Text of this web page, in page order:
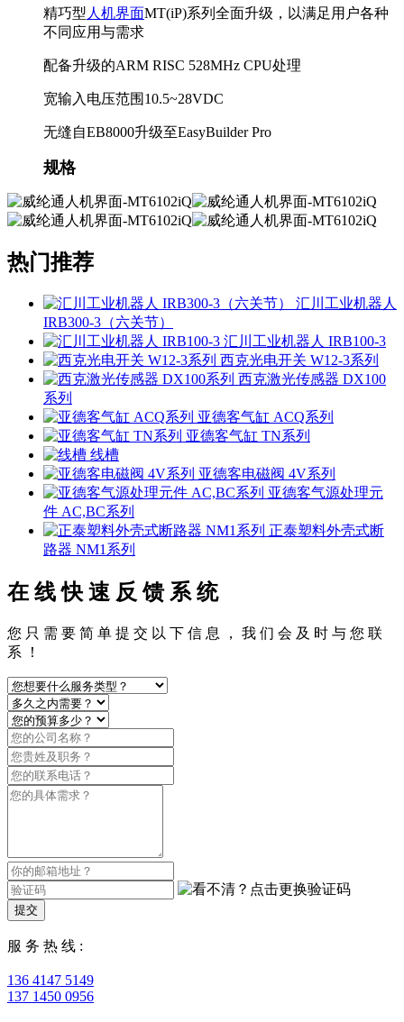
精巧型 人机界面MT(iP)系列全面升级，以满足用户各种
不同应用与需求
配备升级的ARM RISC 528MHz CPU处理
宽输入电压范围10.5~28VDC
无缝自EB8000升级至EasyBuilder Pro
规格
热门推荐
汇川工业机器人
IRB300-3（六关节）
汇川工业机器人 IRB100-3
西克光电开关 W12-3系列
西克激光传感器 DX100
系列
亚德客气缸 ACQ系列
亚德客气缸 TN系列
线槽
亚德客电磁阀 4V系列
亚德客气源处理元
件 AC,BC系列
正泰塑料外壳式断
路器 NM1系列
在 线 快 速 反 馈 系 统
您 只 需 要 简 单 提 交 以 下 信 息 ， 我 们 会 及 时 与 您 联
系 ！
提交
服 务 热 线 :
136 4147 5149
137 1450 0956